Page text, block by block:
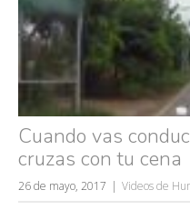
Cuando vas
cruzas con tu cena
26 de mayo, 2017 Videos de